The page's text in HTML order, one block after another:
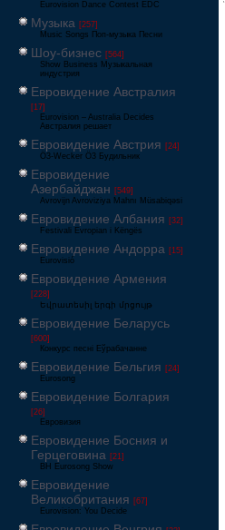
Eurovision Dance Contest EDC
Музыка [257]
Music Songs Поп-музыка Песни
Шоу-бизнес [564]
Show Business Музыкальная
индустрия
Евровидение Австралия
[17]
Eurovision – Australia Decides
Австралия решает
Евровидение Австрия [24]
Ö3-Wecker Ö3 Будильник
Евровидение
Азербайджан [549]
Avrovijn Avroviziya Mahnı Müsabiqəsi
Евровидение Албания [32]
Festivali Evropian i Këngës
Евровидение Андорра [15]
Eurovisió
Евровидение Армения
[228]
Եվրատեսիլ երգի մրցույթ
Евровидение Беларусь
[600]
Конкурс песні Еўрабачанне
Евровидение Бельгия [24]
Eurosong
Евровидение Болгария
[26]
Евровизия
Евровидение Босния и
Герцеговина [21]
BH Eurosong Show
Евровидение
Великобритания [67]
Eurovision: You Decide